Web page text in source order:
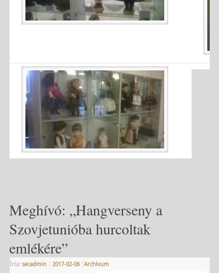
Meghívó: „Hangverseny a
Szovjetunióba hurcoltak
emlékére”
Írta: secadmin 2017-02-06 Archívum